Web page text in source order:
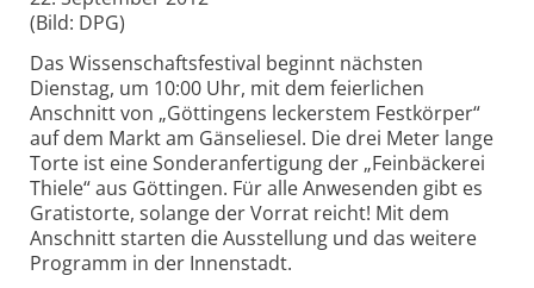
(Bild: DPG)
Das Wissenschaftsfestival beginnt nächsten
Dienstag, um 10:00 Uhr, mit dem feierlichen
Anschnitt von „Göttingens leckerstem Festkörper“
auf dem Markt am Gänseliesel. Die drei Meter lange
Torte ist eine Sonderanfertigung der „Feinbäckerei
Thiele“ aus Göttingen. Für alle Anwesenden gibt es
Gratistorte, solange der Vorrat reicht! Mit dem
Anschnitt starten die Ausstellung und das weitere
Programm in der Innenstadt.